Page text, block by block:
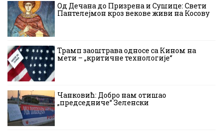
Од Дечана до Призрена и Сушице: Свети
Пантелејмон кроз векове живи на Косову
Трамп заоштрава односе са Кином на
мети – „критичне технологије“
Чанковић: Добро нам отишао
„председниче“ Зеленски